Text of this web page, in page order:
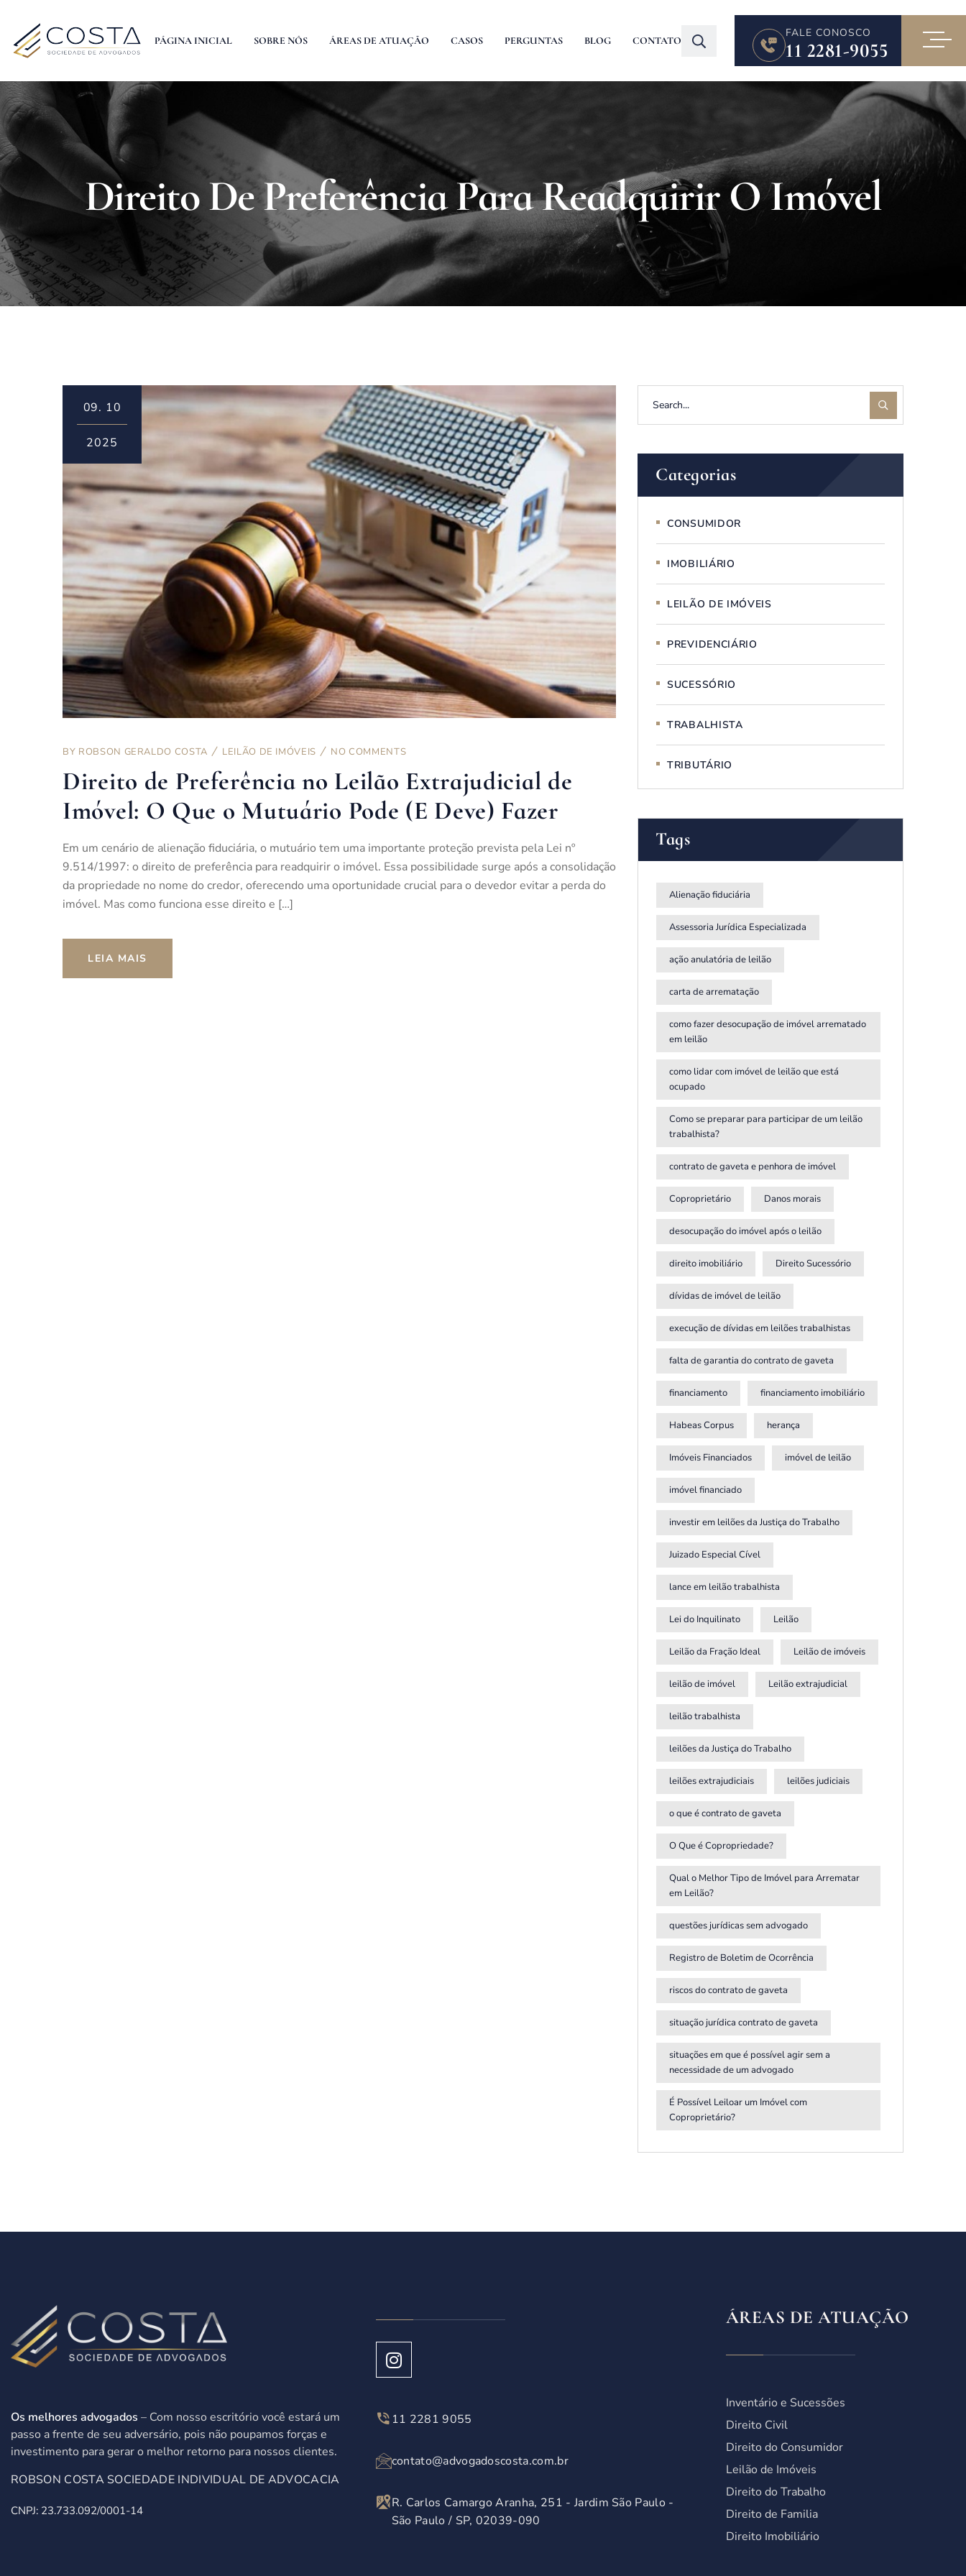
PÁGINA INICIAL SOBRE NÓS ÁREAS DE ATUAÇÃO CASOS PERGUNTAS BLOG CONTATO
FALE CONOSCO
11 2281-9055
Direito De Preferência Para Readquirir O Imóvel
09. 10
2025
BY ROBSON GERALDO COSTA LEILÃO DE IMÓVEIS NO COMMENTS
Direito de Preferência no Leilão Extrajudicial de
Imóvel: O Que o Mutuário Pode (E Deve) Fazer
Em um cenário de alienação fiduciária, o mutuário tem uma importante proteção prevista pela Lei nº
9.514/1997: o direito de preferência para readquirir o imóvel. Essa possibilidade surge após a consolidação
da propriedade no nome do credor, oferecendo uma oportunidade crucial para o devedor evitar a perda do
imóvel. Mas como funciona esse direito e […]
LEIA MAIS
Categorias
CONSUMIDOR
IMOBILIÁRIO
LEILÃO DE IMÓVEIS
PREVIDENCIÁRIO
SUCESSÓRIO
TRABALHISTA
TRIBUTÁRIO
Tags
Alienação fiduciária
Assessoria Jurídica Especializada
ação anulatória de leilão
carta de arrematação
como fazer desocupação de imóvel arrematado
em leilão
como lidar com imóvel de leilão que está
ocupado
Como se preparar para participar de um leilão
trabalhista?
contrato de gaveta e penhora de imóvel
Coproprietário Danos morais
desocupação do imóvel após o leilão
direito imobiliário Direito Sucessório
dívidas de imóvel de leilão
execução de dívidas em leilões trabalhistas
falta de garantia do contrato de gaveta
financiamento financiamento imobiliário
Habeas Corpus herança
Imóveis Financiados imóvel de leilão
imóvel financiado
investir em leilões da Justiça do Trabalho
Juizado Especial Cível
lance em leilão trabalhista
Lei do Inquilinato Leilão
Leilão da Fração Ideal Leilão de imóveis
leilão de imóvel Leilão extrajudicial
leilão trabalhista
leilões da Justiça do Trabalho
leilões extrajudiciais leilões judiciais
o que é contrato de gaveta
O Que é Copropriedade?
Qual o Melhor Tipo de Imóvel para Arrematar
em Leilão?
questões jurídicas sem advogado
Registro de Boletim de Ocorrência
riscos do contrato de gaveta
situação jurídica contrato de gaveta
situações em que é possível agir sem a
necessidade de um advogado
É Possível Leiloar um Imóvel com
Coproprietário?
Os melhores advogados – Com nosso escritório você estará um
passo a frente de seu adversário, pois não poupamos forças e
investimento para gerar o melhor retorno para nossos clientes.
ROBSON COSTA SOCIEDADE INDIVIDUAL DE ADVOCACIA
CNPJ: 23.733.092/0001-14
11 2281 9055
contato@advogadoscosta.com.br
R. Carlos Camargo Aranha, 251 - Jardim São Paulo -
São Paulo / SP, 02039-090
ÁREAS DE ATUAÇÃO
Inventário e Sucessões
Direito Civil
Direito do Consumidor
Leilão de Imóveis
Direito do Trabalho
Direito de Familia
Direito Imobiliário